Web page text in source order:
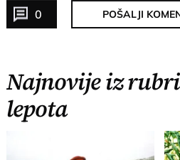
0 POŠALJI
Najnovije iz
lepota